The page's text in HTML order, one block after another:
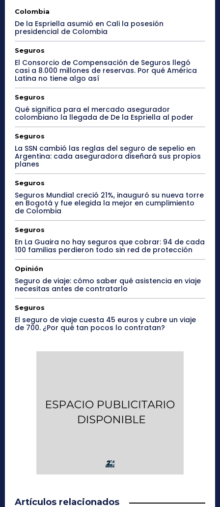
Colombia
De la Espriella asumió en Cali la posesión
presidencial de Colombia
Seguros
El Consorcio de Compensación de Seguros llegó
casi a 8.000 millones de reservas. Por qué América
Latina no tiene algo así
Seguros
Qué significa para el mercado asegurador
colombiano la llegada de De la Espriella al poder
Seguros
La SSN cambió las reglas del seguro de sepelio en
Argentina: cada aseguradora diseñará sus propios
planes
Seguros
Seguros Mundial creció 21%, inauguró su nueva torre
en Bogotá y fue elegida la mejor en cumplimiento
de Colombia
Seguros
En La Guaira no hay seguros que cobrar: 94 de cada
100 familias perdieron todo sin red de protección
Opinión
Seguro de viaje: cómo saber qué asistencia en viaje
necesitas antes de contratarlo
Seguros
El seguro de viaje cuesta 45 euros y cubre un viaje
de 700. ¿Por qué tan pocos lo contratan?
Artículos relacionados